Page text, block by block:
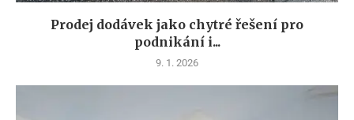
Prodej dodávek jako chytré řešení pro
podnikání i...
9. 1. 2026